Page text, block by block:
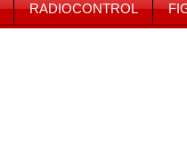
RADIOCONTROL